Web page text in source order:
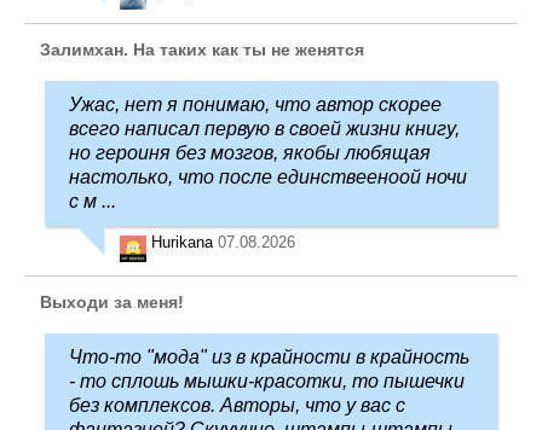
Залимхан. На таких как ты не женятся
Ужас, нет я понимаю, что автор скорее
всего написал первую в своей жизни книгу,
но героиня без мозгов, якобы любящая
настолько, что после единствееноой ночи
с м ...
Hurikana 07.08.2026
Выходи за меня!
Что-то "мода" из в крайности в крайность
- то сплошь мышки-красотки, то пышечки
без комплексов. Авторы, что у вас с